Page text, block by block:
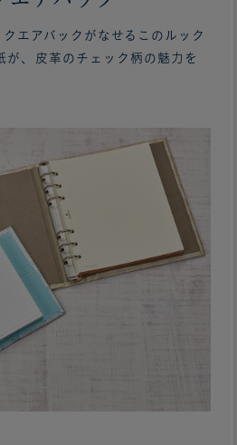
エアバックがなせるこのルック
が、皮革のチェック柄の魅力を